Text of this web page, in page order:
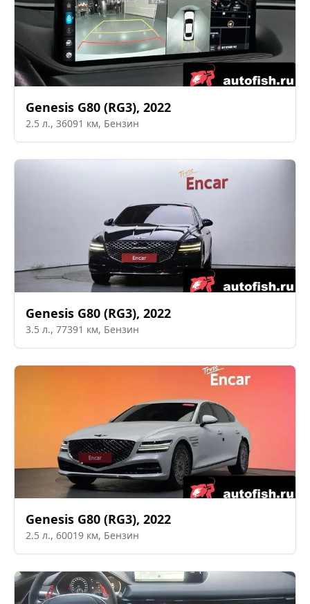
Genesis G80 (RG3), 2022
2.5 л., 36091 км, Бензин
Genesis G80 (RG3), 2022
3.5 л., 77391 км, Бензин
Genesis G80 (RG3), 2022
2.5 л., 60019 км, Бензин